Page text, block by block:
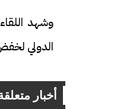
وشهد
الدولي
أخبار
افتتاح أكبر صرح
مليون جنيه